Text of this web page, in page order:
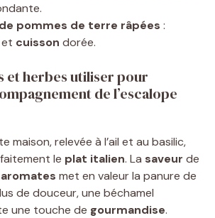
pommes de terre râpées :
cuisson dorée.
et herbes utiliser pour
de l’escalope
maison, relevée à l’ail et au basilic,
le plat italien. La saveur de
aromates met en valeur la panure de
de douceur, une béchamel
une touche de gourmandise.